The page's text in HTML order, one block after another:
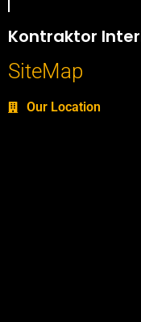
Kontraktor
SiteMap
Our Location